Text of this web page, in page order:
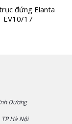
đứng Elanta
EV10/17
Dương
Hà Nội